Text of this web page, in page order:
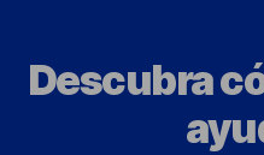
Descubra